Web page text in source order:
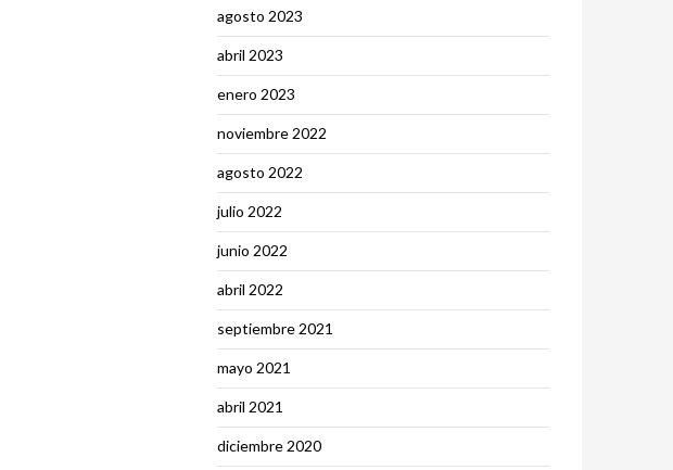
agosto 2023
abril 2023
enero 2023
noviembre 2022
agosto 2022
julio 2022
junio 2022
abril 2022
septiembre 2021
mayo 2021
abril 2021
diciembre 2020